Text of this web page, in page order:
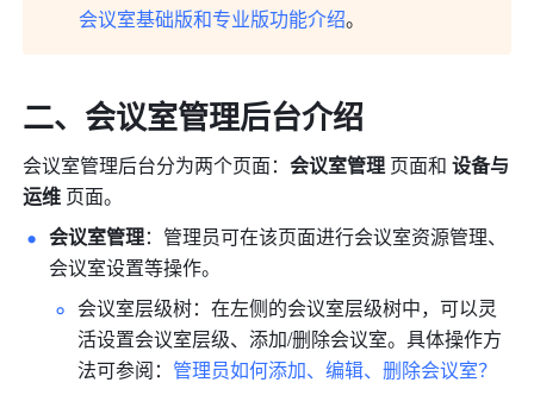
会议室基础版和专业版功能介绍。
二、会议室管理后台介绍
会议室管理后台分为两个页面：会议室管理 页面和 设备与
运维 页面。
会议室管理：管理员可在该页面进行会议室资源管理、
会议室设置等操作。
会议室层级树：在左侧的会议室层级树中，可以灵
活设置会议室层级、添加/删除会议室。具体操作方
法可参阅： 管理员如何添加、编辑、删除会议室？